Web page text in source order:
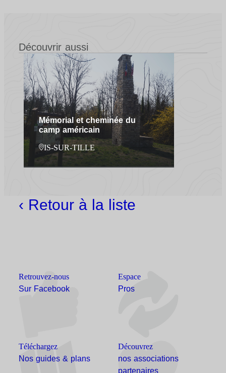
Découvrir aussi
Mémorial et cheminée du
camp américain
IS-SUR-TILLE
‹ Retour à la liste
Retrouvez-nous
Sur Facebook
Espace
Pros
Téléchargez
Nos guides & plans
Découvrez
nos associations
partenaires